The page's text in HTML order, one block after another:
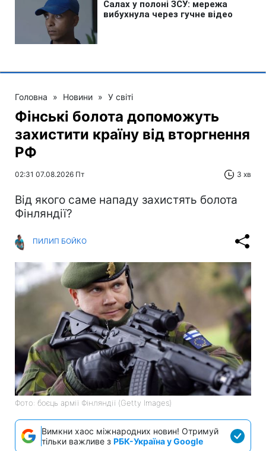
Головна » Новини » У світі
Фінські болота допоможуть
захистити країну від вторгнення
РФ
02:31 07.08.2026 Пт 3 хв
Від якого саме нападу захистять болота
Фінляндії?
ПИЛИП БОЙКО
Фото: боєць армії Фінляндії (Getty Images)
Вимкни хаос міжнародних новин! Отримуй
тільки важливе з РБК-Україна у Google